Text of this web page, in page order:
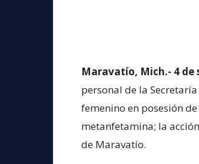
Maravatío, Mich.- 4 de
personal de la
femenino en posesión
metanfetamina; la
de Maravatío.